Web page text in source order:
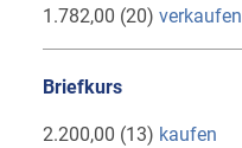
1.782,00 (20) verkaufen
Briefkurs
2.200,00 (13) kaufen